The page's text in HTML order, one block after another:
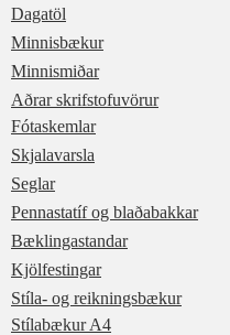
Dagatöl
Minnisbækur
Minnismiðar
Aðrar skrifstofuvörur
Fótaskemlar
Skjalavarsla
Seglar
Pennastatíf og blaðabakkar
Bæklingastandar
Kjölfestingar
Stíla- og reikningsbækur
Stílabækur A4